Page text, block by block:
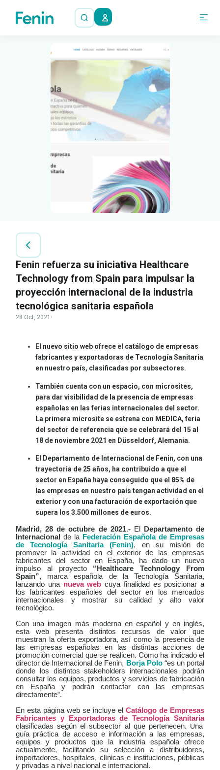
Fenin refuerza su iniciativa Healthcare
Technology from Spain para impulsar la
proyección internacional de la industria
tecnológica sanitaria española
28 Oct, 2021 ·
El nuevo sitio web ofrece el catálogo de empresas
fabricantes y exportadoras de Tecnología Sanitaria
en nuestro país, clasificadas por subsectores.
También cuenta con un espacio, con microsites,
para dar visibilidad de la presencia de empresas
españolas en las ferias internacionales del sector.
La primera microsite se estrena con MEDICA, feria
del sector de referencia que se celebrará del 15 al
18 de noviembre 2021 en Düsseldorf, Alemania.
El Departamento de Internacional de Fenin, con una
trayectoria de 25 años, ha contribuido a que el
sector en España haya conseguido que el 85% de
las empresas en nuestro país tengan actividad en el
exterior y con una facturación de exportación que
supera los 3.500 millones de euros.
Madrid, 28 de octubre de 2021.- El Departamento de
Internacional de la Federación Española de Empresas
de Tecnología Sanitaria (Fenin), en su misión de
promover la actividad en el exterior de las empresas
fabricantes del sector en España, ha dado un nuevo
impulso al proyecto “Healthcare Technology From
Spain”, marca española de la Tecnología Sanitaria,
lanzando una nueva web cuya finalidad es posicionar a
los fabricantes españoles del sector en los mercados
internacionales y mostrar su calidad y alto valor
tecnológico.
Con una imagen más moderna en español y en inglés,
esta web presenta distintos recursos de valor que
muestran la oferta exportadora, así como la presencia de
las empresas españolas en las distintas acciones de
promoción comercial que se realicen. Como ha indicado el
director de Internacional de Fenin, Borja Polo“es un portal
donde los distintos stakeholders internacionales podrán
consultar los equipos, productos y servicios de fabricación
en España y podrán contactar con las empresas
directamente”.
En esta página web se incluye el Catálogo de Empresas
Fabricantes y Exportadoras de Tecnología Sanitaria
clasificadas según el subsector al que pertenecen. Una
guía práctica de acceso e información a las empresas,
equipos y productos que la industria española ofrece
actualmente, facilitando su selección a distribuidores,
importadores, hospitales, clínicas e instituciones, públicas
y privadas a nivel nacional e internacional.